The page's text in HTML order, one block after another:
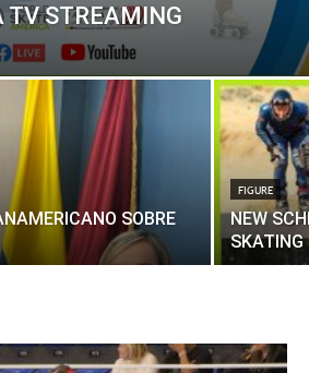
STREAMING
SOBRE
FIGURE
NEW
SKATING